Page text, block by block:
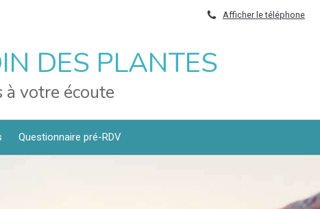
Afficher le téléphone
DES PLANTES
votre écoute
Questionnaire pré-RDV